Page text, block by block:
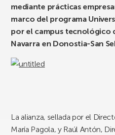
mediante prácticas
marco del programa
por el campus tecnológico
Navarra en Donostia-San
La alianza, sellada por el
María Pagola, y Raúl Antón,